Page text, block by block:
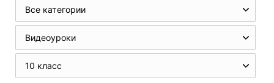
Все категории
Видеоуроки
10 класс